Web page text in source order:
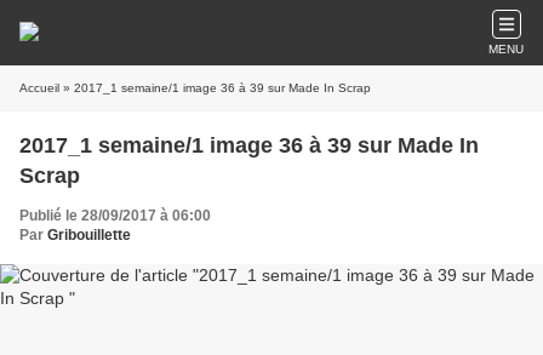
MENU
Accueil » 2017_1 semaine/1 image 36 à 39 sur Made In Scrap
2017_1 semaine/1 image 36 à 39 sur Made In
Scrap
Publié le 28/09/2017 à 06:00
Par Gribouillette